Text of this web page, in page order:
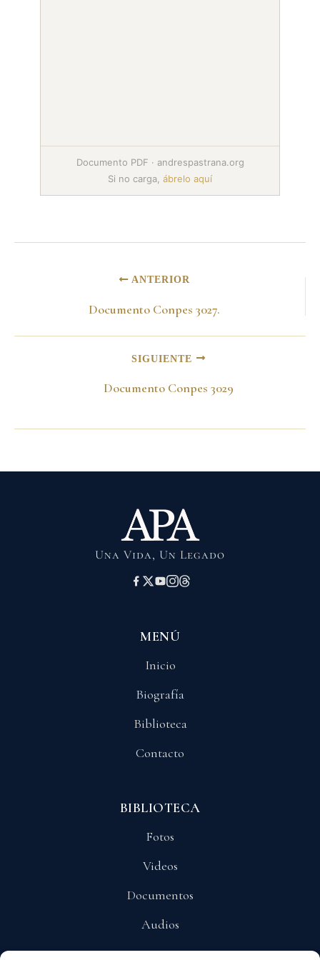
Documento PDF · andrespastrana.org
Si no carga, ábrelo aquí
ANTERIOR
Documento Conpes 3027.
SIGUIENTE
Documento Conpes 3029
Una Vida, Un Legado
MENÚ
Inicio
Biografía
Biblioteca
Contacto
BIBLIOTECA
Fotos
Videos
Documentos
Audios